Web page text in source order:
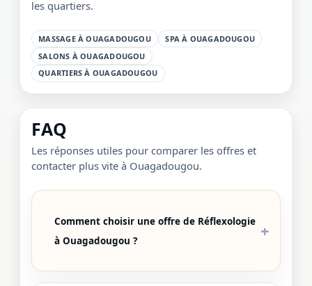
les quartiers.
MASSAGE À OUAGADOUGOU
SPA À OUAGADOUGOU
SALONS À OUAGADOUGOU
QUARTIERS À OUAGADOUGOU
FAQ
Les réponses utiles pour comparer les offres et
contacter plus vite à Ouagadougou.
Comment choisir une offre de Réflexologie
à Ouagadougou ?